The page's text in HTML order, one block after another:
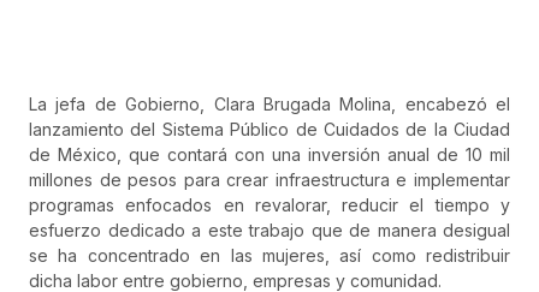
La jefa de Gobierno, Clara Brugada Molina, encabezó el
lanzamiento del Sistema Público de Cuidados de la Ciudad
de México, que contará con una inversión anual de 10 mil
millones de pesos para crear infraestructura e implementar
programas enfocados en revalorar, reducir el tiempo y
esfuerzo dedicado a este trabajo que de manera desigual
se ha concentrado en las mujeres, así como redistribuir
dicha labor entre gobierno, empresas y comunidad.